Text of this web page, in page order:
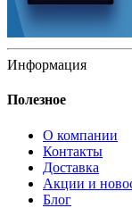
Информация
Полезное
О компании
Контакты
Доставка
Акции и
Блог